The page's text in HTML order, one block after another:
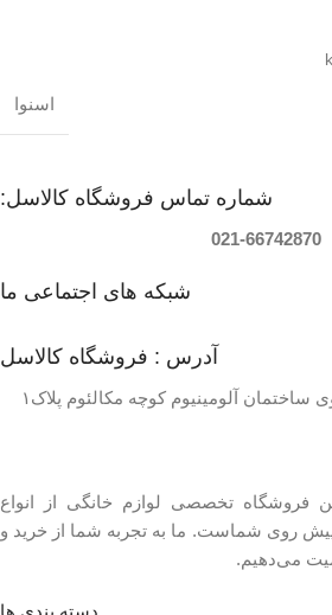
اسنوا
شماره تماس فروشگاه کالاسل:
021-66742870
شبکه های اجتماعی ما
آدرس : فروشگاه کالاسل
ساختمان آلومینیوم کوچه مکالئوم پلاک۱
فروشگاه تخصصی لوازم خانگی از انواع
پیش روی شماست. ما به تجربه شما از خرید و
می‌دهیم.
دسته بندی ها